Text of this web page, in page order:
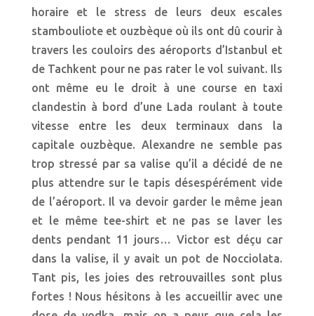
horaire et le stress de leurs deux escales
stambouliote et ouzbèque où ils ont dû courir à
travers les couloirs des aéroports d’Istanbul et
de Tachkent pour ne pas rater le vol suivant. Ils
ont même eu le droit à une course en taxi
clandestin à bord d’une Lada roulant à toute
vitesse entre les deux terminaux dans la
capitale ouzbèque. Alexandre ne semble pas
trop stressé par sa valise qu’il a décidé de ne
plus attendre sur le tapis désespérément vide
de l’aéroport. Il va devoir garder le même jean
et le même tee-shirt et ne pas se laver les
dents pendant 11 jours… Victor est déçu car
dans la valise, il y avait un pot de Nocciolata.
Tant pis, les joies des retrouvailles sont plus
fortes ! Nous hésitons à les accueillir avec une